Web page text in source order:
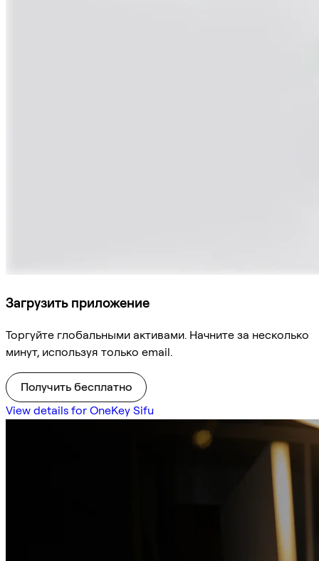
Загрузить приложение
Торгуйте глобальными активами. Начните за несколько
минут, используя только email.
Получить бесплатно
View details for OneKey Sifu